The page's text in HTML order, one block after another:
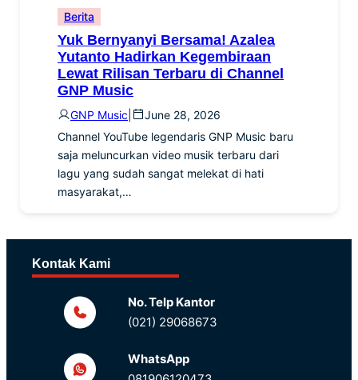
Berita
Yuk Bernyanyi Bersama! Azalea
Yutanto Hadirkan Kegembiraan
Lewat Rilisan Terbaru di Channel
GNP Music
GNP Music
June 28, 2026
Channel YouTube legendaris GNP Music baru
saja meluncurkan video musik terbaru dari
lagu yang sudah sangat melekat di hati
masyarakat,…
Kontak Kami
No. Telp Kantor
(021) 29068673
WhatsApp